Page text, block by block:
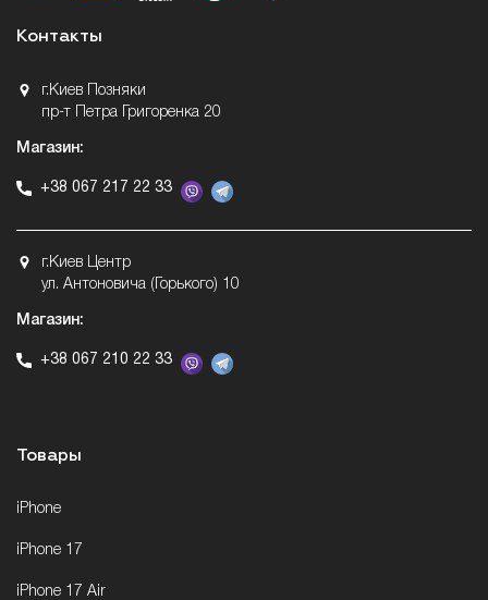
Контакты
г.Киев Позняки
пр-т Петра Григоренка 20
Магазин:
+38 067 217 22 33
г.Киев Центр
ул. Антоновича (Горького) 10
Магазин:
+38 067 210 22 33
Товары
iPhone
iPhone 17
iPhone 17 Air